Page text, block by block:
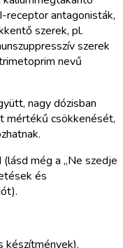
receptor antagonisták,
szerek, pl.
szerek
nevű
nagy dózisban
mértékű csökkenését,
még a „Ne szedje
és
készítmények).